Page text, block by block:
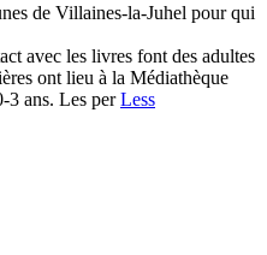
de Villaines-la-Juhel pour qui
avec les livres font des adultes
ont lieu à la Médiathèque
3 ans. Les perLess